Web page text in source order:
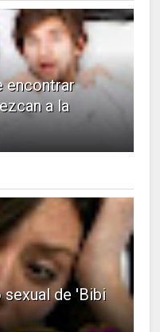
encontrar
a la
de 'Bibi